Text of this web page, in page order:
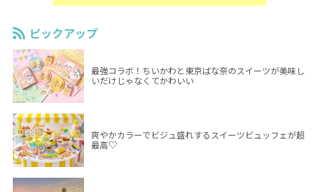
ピックアップ
最強コラボ！ちいかわと東京ばな奈のスイーツが美味し
いだけじゃなくてかわいい
爽やかカラーでビジュ盛れするスイーツビュッフェが超
最高♡